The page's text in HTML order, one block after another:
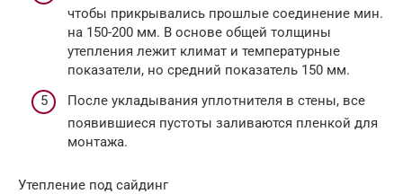
чтобы прикрывались прошлые соединение мин.
на 150-200 мм. В основе общей толщины
утепления лежит климат и температурные
показатели, но средний показатель 150 мм.
После укладывания уплотнителя в стены, все
появившиеся пустоты заливаются пленкой для
монтажа.
Утепление под сайдинг